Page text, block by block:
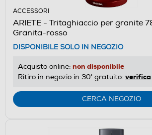
ACCESSORI
ARIETE - Tritaghiaccio per granite
Granita-rosso
DISPONIBILE SOLO IN NEGOZIO
Acquisto online: non disponibile
Ritiro in negozio in 30' gratuito: verifica
CERCA NEGOZIO